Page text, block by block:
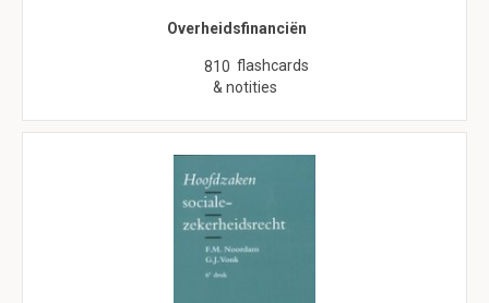
Overheidsfinanciën
810 flashcards
& notities